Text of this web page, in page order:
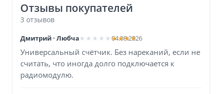
Отзывы покупателей
3 отзывов
Дмитрий · Любча 04.08.2026
Универсальный счётчик. Без нареканий, если не
считать, что иногда долго подключается к
радиомодулю.